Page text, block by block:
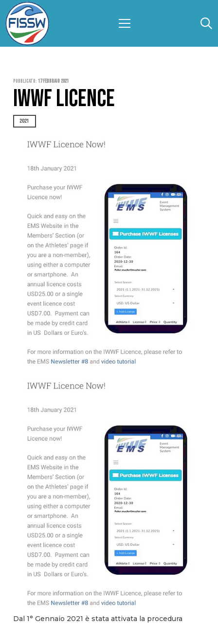
Pubblicato: 17 Febbraio 2021
IWWF LICENCE
2021
Dal 1° Gennaio 2021 è stata attivata la procedura